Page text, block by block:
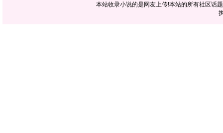
本站收录小说的是网友上传!本站的所有社区话